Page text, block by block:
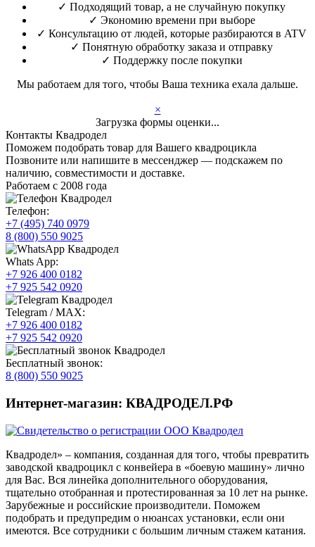
✓ Подходящий товар, а не случайную покупку
✓ Экономию времени при выборе
✓ Консультацию от людей, которые разбираются в ATV
✓ Понятную обработку заказа и отправку
✓ Поддержку после покупки
Мы работаем для того, чтобы Ваша техника ехала дальше.
×
Загрузка формы оценки...
Контакты Квадродел
Поможем подобрать товар для Вашего квадроцикла
Позвоните или напишите в мессенджер — подскажем по
наличию, совместимости и доставке.
Работаем с 2008 года
Телефон:
+7 (495) 740 0979
8 (800) 550 9025
Whats App:
+7 926 400 0182
+7 925 542 0920
Telegram / MAX:
+7 926 400 0182
+7 925 542 0920
Бесплатный звонок:
8 (800) 550 9025
Интернет-магазин: КВАДРОДЕЛ.РФ
Квадродел» – компания, созданная для того, чтобы превратить
заводской квадроцикл с конвейера в «боевую машину» лично
для Вас. Вся линейка дополнительного оборудования,
тщательно отобранная и протестированная за 10 лет на рынке.
Зарубежные и российские производители. Поможем
подобрать и предупредим о нюансах установки, если они
имеются. Все сотрудники с большим личным стажем катания.